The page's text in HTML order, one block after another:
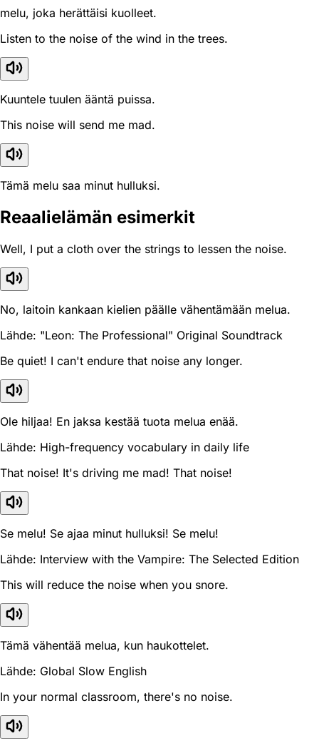
melu, joka herättäisi kuolleet.
Listen to the noise of the wind in the trees.
Kuuntele tuulen ääntä puissa.
This noise will send me mad.
Tämä melu saa minut hulluksi.
Reaali­elämän esimerkit
Well, I put a cloth over the strings to lessen the noise.
No, laitoin kankaan kielien päälle vähentämään melua.
Lähde: "Leon: The Professional" Original Soundtrack
Be quiet! I can't endure that noise any longer.
Ole hiljaa! En jaksa kestää tuota melua enää.
Lähde: High-frequency vocabulary in daily life
That noise! It's driving me mad! That noise!
Se melu! Se ajaa minut hulluksi! Se melu!
Lähde: Interview with the Vampire: The Selected Edition
This will reduce the noise when you snore.
Tämä vähentää melua, kun haukottelet.
Lähde: Global Slow English
In your normal classroom, there's no noise.